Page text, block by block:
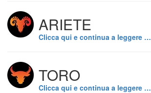
ARIETE
Clicca qui e continua a leggere …
TORO
Clicca qui e continua a leggere …